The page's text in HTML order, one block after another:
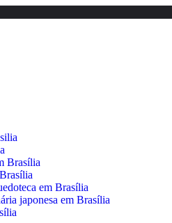
Brasília
em Brasília
japonesa em Brasília